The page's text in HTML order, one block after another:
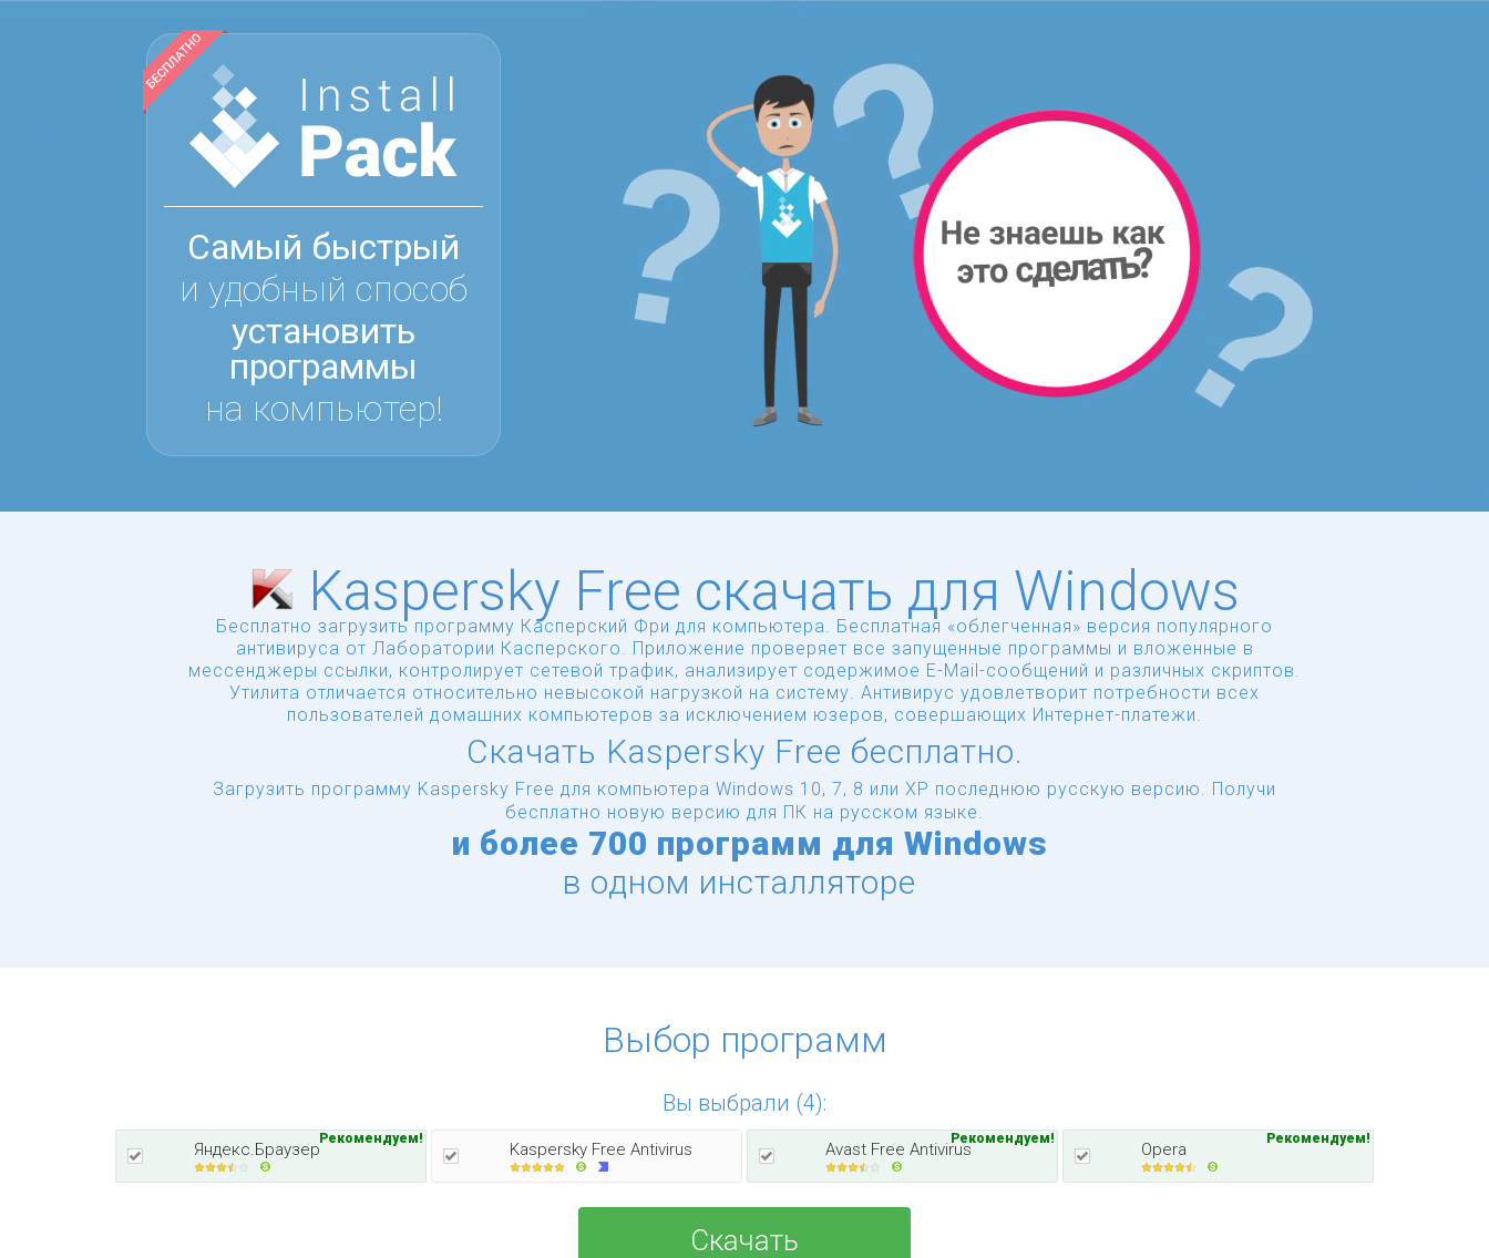
Самый быстрый
и удобный способ
установить
программы
на компьютер!
Kaspersky Free скачать для Windows
Бесплатно загрузить программу Касперский Фри для компьютера. Бесплатная «облегченная» версия популярного
антивируса от Лаборатории Касперского. Приложение проверяет все запущенные программы и вложенные в
мессенджеры ссылки, контролирует сетевой трафик, анализирует содержимое E-Mail-сообщений и различных скриптов.
Утилита отличается относительно невысокой нагрузкой на систему. Антивирус удовлетворит потребности всех
пользователей домашних компьютеров за исключением юзеров, совершающих Интернет-платежи.
Скачать Kaspersky Free бесплатно.
Загрузить программу Kaspersky Free для компьютера Windows 10, 7, 8 или XP последнюю русскую версию. Получи
бесплатно новую версию для ПК на русском языке.
и более 700 программ для Windows
в одном инсталляторе
Выбор программ
Вы выбрали (4):
Яндекс.Браузер
Рекомендуем!
Kaspersky Free Antivirus Avast Free Antivirus
Рекомендуем!
Opera
Рекомендуем!
Скачать